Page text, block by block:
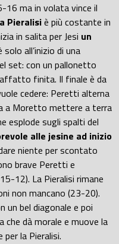
16 ma in volata vince il
Pieralisiè più costante in
in salita per Jesi un
all’inizio di una
set: con un pallonetto
finita. Il finale è da
cedere: Peretti alterna
a Moretto mettere a terra
esplode sugli spalti del
alle jesine ad inizio
niente per scontato
brave Peretti e
12). La Pieralisi rimane
non mancano (23-20).
un bel diagonale e poi
che dà morale e muove la
la Pieralisi.